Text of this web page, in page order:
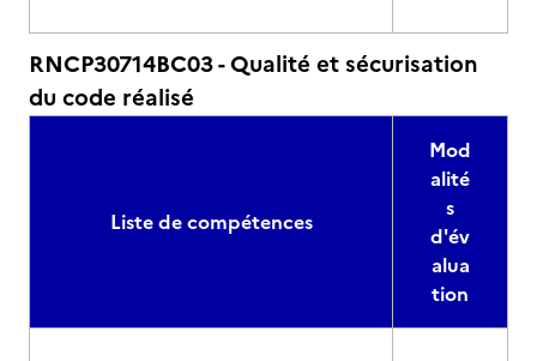
RNCP30714BC03 - Qualité et sécurisation
du code réalisé
Liste de compétences
Mod
alité
s
d'év
alua
tion